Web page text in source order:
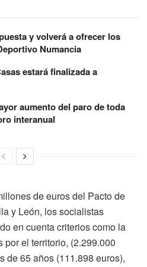
y volverá a ofrecer los
Numancia
estará finalizada a
aumento del paro de toda
interanual
de euros del Pacto de
y León, los socialistas
en cuenta criterios como la
el territorio, (2.299.000
de 65 años (111.898 euros),